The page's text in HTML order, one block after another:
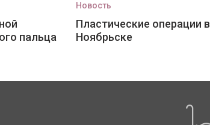
пальца
Новость
Пластические операции в
Ноябрьске